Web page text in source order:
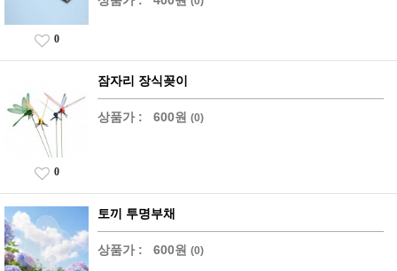
0
잠자리 장식꽂이
상품가 : 600원 (0)
0
토끼 투명부채
상품가 : 600원 (0)